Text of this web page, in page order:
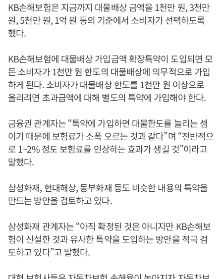
KB손해보험은 지금까지 대물배상 금액을 1천만 원, 3천만
원, 5천만 원, 1억 원 등의 기준에서 소비자가 선택하도록
했다.
KB손해보험에 대물배상 가입금액 확장특약이 도입되면 모
든 소비자가 1천만 원 한도의 대물배상에 의무적으로 가입
하게 된다. 소비자가 대물배상 한도를 1천만 원 이상으로
올리려면 초과금액에 대해 별도의 특약에 가입해야 한다.
금융권 관계자는 “특약에 가입하면 대물한도를 늘리는 셈
이기 때문에 보험료가 소폭 오르는 것과 같다”며 “전반적으
로 1~2% 정도 보험료를 인상하는 효과가 생길 것”이라고
말했다.
삼성화재, 현대해상, 동부화재 등도 비슷한 내용의 특약을
만드는 방안을 검토하고 있다.
삼성화재 관계자는 “아직 확정된 것은 아니지만 KB손해보
험이 신설한 것과 유사한 특약을 도입하는 방안을 적극 검
토하고 있다”고 말했다.